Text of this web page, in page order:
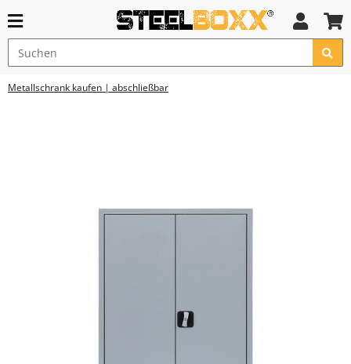
Metallschrank kaufen | abschließbar